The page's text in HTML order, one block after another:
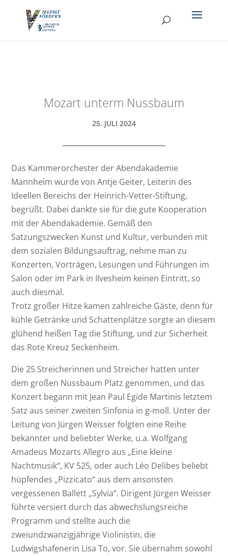
Mozart unterm Nussbaum
25. JULI 2024
Das Kammerorchester der Abendakademie
Mannheim wurde von Antje Geiter, Leiterin des
Ideellen Bereichs der Heinrich-Vetter-Stiftung,
begrüßt. Dabei dankte sie für die gute Kooperation
mit der Abendakademie. Gemäß den
Satzungszwecken Kunst und Kultur, verbunden mit
dem sozialen Bildungsauftrag, nehme man zu
Konzerten, Vorträgen, Lesungen und Führungen im
Salon oder im Park in Ilvesheim keinen Eintritt, so
auch diesmal.
Trotz großer Hitze kamen zahlreiche Gäste, denn für
kühle Getränke und Schattenplätze sorgte an diesem
glühend heißen Tag die Stiftung, und zur Sicherheit
das Rote Kreuz Seckenheim.
Die 25 Streicherinnen und Streicher hatten unter
dem großen Nussbaum Platz genommen, und das
Konzert begann mit Jean Paul Egide Martinis letztem
Satz aus seiner zweiten Sinfonia in g-moll. Unter der
Leitung von Jürgen Weisser folgten eine Reihe
bekannter und beliebter Werke, u.a. Wolfgang
Amadeus Mozarts Allegro aus „Eine kleine
Nachtmusik“, KV 525, oder auch Léo Delibes beliebt
hüpfendes „Pizzicato“ aus dem ansonsten
vergessenen Ballett „Sylvia“. Dirigent Jürgen Weisser
führte versiert durch das abwechslungsreiche
Programm und stellte auch die
zweiundzwanzigjährige Violinistin, die
Ludwigshafenerin Lisa To, vor. Sie übernahm sowohl